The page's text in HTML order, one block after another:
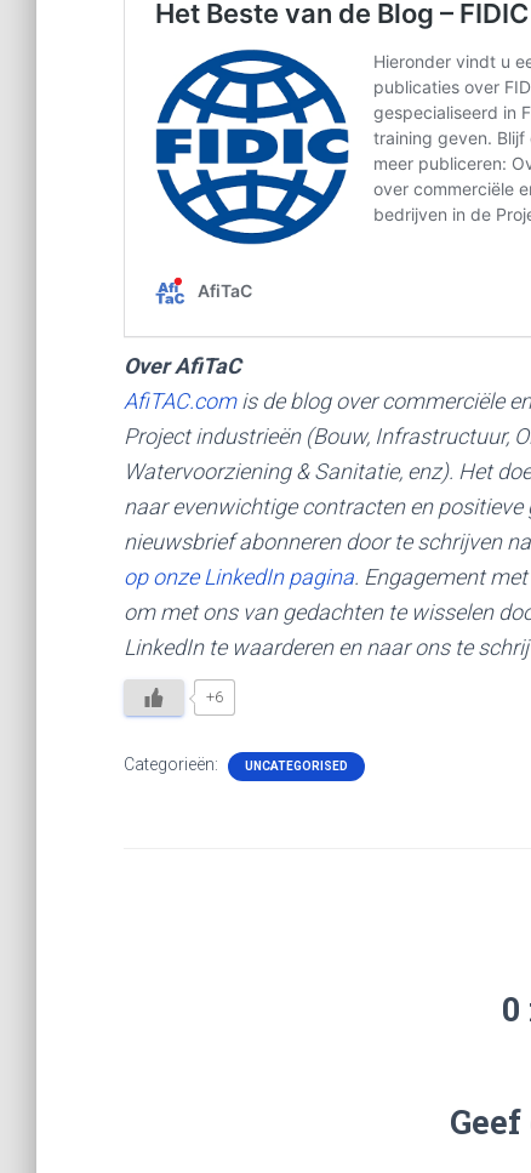
Over AfiTaC
AfiTAC.comis de blog over commerciële
Project industrieën (Bouw, Infrastructuur,
Watervoorziening & Sanitatie, enz). Het
naar evenwichtige contracten en
nieuwsbrief abonneren door te schrijven
op onze LinkedIn pagina. Engagement
om met ons van gedachten te wisselen
LinkedIn te waarderen en naar ons te
+6
Categorieën: UNCATEGORISED
0